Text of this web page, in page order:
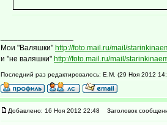
Мои "Валяшки" http://foto.mail.ru/mail/
и "не валяшки" http://foto.mail.ru/mail/
Последний раз редактировалось: Е.М. (29 Ноя 2012
Добавлено: 16 Ноя 2012 22:48 Заголовок